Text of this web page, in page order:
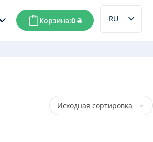
Корзина:0₴
RU
UK